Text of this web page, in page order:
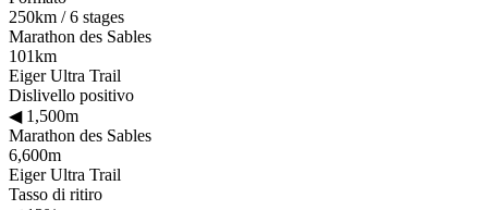
250km / 6 stages
Marathon des Sables
101km
Eiger Ultra Trail
Dislivello positivo
◀1,500m
Marathon des Sables
6,600m
Eiger Ultra Trail
Tasso di ritiro